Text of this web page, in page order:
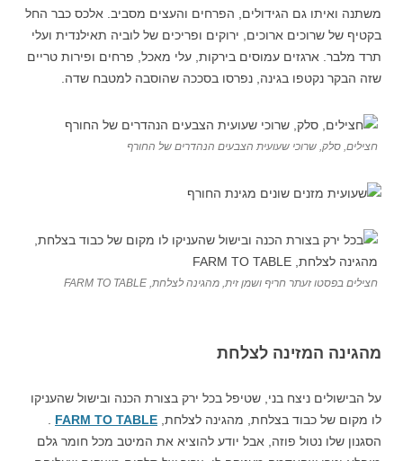
משתנה ואיתו גם הגידולים, הפרחים והעצים מסביב. אלכס כבר החל
בקטיף של שרוכים ארוכים, ירוקים ופריכים של לוביה תאילנדית ועלי
תרד מלבר. ארגזים עמוסים בירקות, עלי מאכל, פרחים ופירות טריים
שזה הבקר נקטפו בגינה, נפרסו בסככה שהוסבה למטבח שדה.
חצילים, סלק, שרוכי שעועית הצבעים הנהדרים של החורף
חצילים בפסטו זעתר חריף ושמן זית, מהגינה לצלחת, FARM TO TABLE
מהגינה המזינה לצלחת
על הבישולים ניצח בני, שטיפל בכל ירק בצורת הכנה ובישול שהעניקו
לו מקום של כבוד בצלחת, מהגינה לצלחת, FARM TO TABLE
הסגנון שלו נטול פוזה, אבל יודע להוציא את המיטב מכל חומר גלם